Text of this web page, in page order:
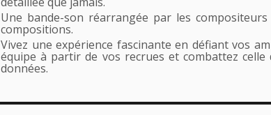
Une bande-son réarrangée par les compositeurs
compositions.
Vivez une expérience fascinante en défiant vos
équipe à partir de vos recrues et combattez celle
données.